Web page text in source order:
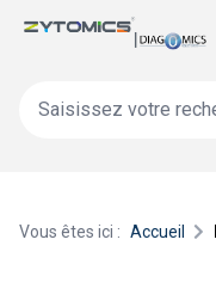
Vous êtes ici : Accueil